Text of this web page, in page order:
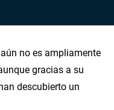
no es ampliamente
gracias a su
descubierto un